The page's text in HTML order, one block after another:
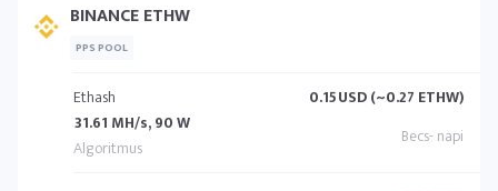
BINANCE ETHW
PPS POOL
Ethash
31.61 MH/s, 90 W
0.15USD (~0.27 ETHW)